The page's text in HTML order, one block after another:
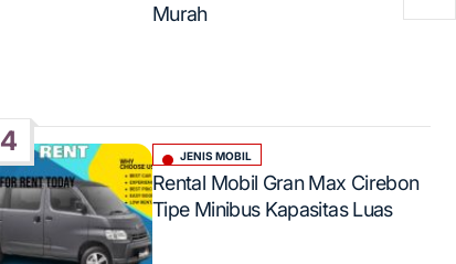
Murah
4
Posted
in
JENIS MOBIL
Rental Mobil Gran Max Cirebon
Tipe Minibus Kapasitas Luas